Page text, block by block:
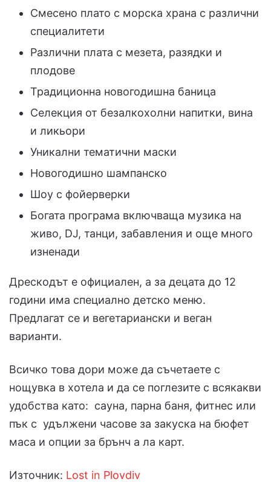
Смесено плато с морска храна с различни
специалитети
Различни плата с мезета, разядки и
плодове
Традиционна новогодишна баница
Селекция от безалкохолни напитки, вина
и ликьори
Уникални тематични маски
Новогодишно шампанско
Шоу с фойерверки
Богата програма включваща музика на
живо, DJ, танци, забавления и още много
изненади
Дрескодът е официален, а за децата до 12
години има специално детско меню.
Предлагат се и вегетариански и веган
варианти.
Всичко това дори може да съчетаете с
нощувка в хотела и да се поглезите с всякакви
удобства като: сауна, парна баня, фитнес или
пък с удължени часове за закуска на бюфет
маса и опции за брънч а ла карт.
Източник: Lost in Plovdiv